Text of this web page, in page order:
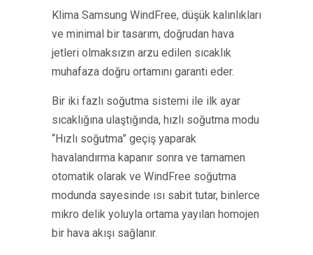
Klima Samsung WindFree, düşük kalınlıkları
ve minimal bir tasarım, doğrudan hava
jetleri olmaksızın arzu edilen sıcaklık
muhafaza doğru ortamını garanti eder.
Bir iki fazlı soğutma sistemi ile ilk ayar
sıcaklığına ulaştığında, hızlı soğutma modu
“Hızlı soğutma” geçiş yaparak
havalandırma kapanır sonra ve tamamen
otomatik olarak ve WindFree soğutma
modunda sayesinde ısı sabit tutar, binlerce
mikro delik yoluyla ortama yayılan homojen
bir hava akışı sağlanır.